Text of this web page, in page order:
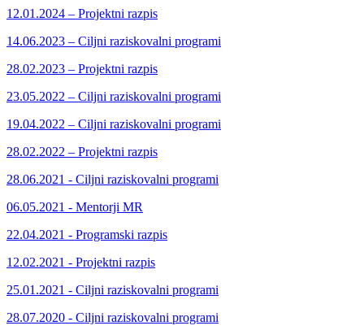
12.01.2024 – Projektni razpis
14.06.2023 – Ciljni raziskovalni programi
28.02.2023 – Projektni razpis
23.05.2022 – Ciljni raziskovalni programi
19.04.2022 – Ciljni raziskovalni programi
28.02.2022 – Projektni razpis
28.06.2021 - Ciljni raziskovalni programi
06.05.2021 - Mentorji MR
22.04.2021 - Programski razpis
12.02.2021 - Projektni razpis
25.01.2021 - Ciljni raziskovalni programi
28.07.2020 - Ciljni raziskovalni programi